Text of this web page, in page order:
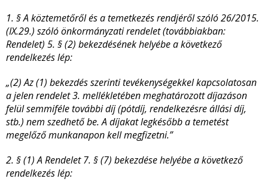
1. §A köztemetőről és a temetkezés rendjéről szóló 26/2015.
(IX.29.) szóló önkormányzati rendelet (továbbiakban:
Rendelet) 5. § (2) bekezdésének helyébe a következő
rendelkezés lép:
„(2) Az (1) bekezdés szerinti tevékenységekkel kapcsolatosan
a jelen rendelet 3. mellékletében meghatározott díjazáson
felül semmiféle további díj (pótdíj, rendelkezésre állási díj,
stb.) nem szedhető be. A díjakat legkésőbb a temetést
megelőző munkanapon kell megfizetni.”
2. § (1) A Rendelet 7. § (7) bekezdése helyébe a következő
rendelkezés lép: